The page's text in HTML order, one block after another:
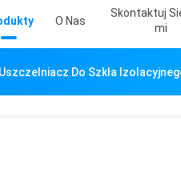
O Nas
Skontaktuj
Mi
Do Szkła